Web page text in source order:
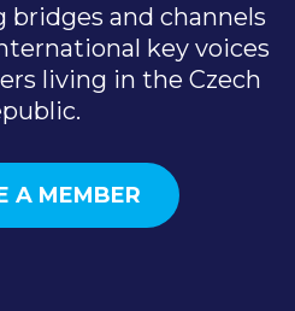
bridges and channels
key voices
living in the Czech
A MEMBER